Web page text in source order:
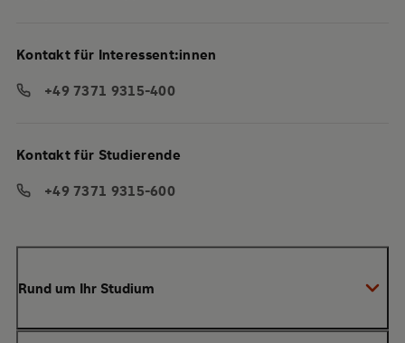
Rund um Ihr Studium
Kontakt für Interessent:innen
+49 7371 9315-400
Kontakt für Studierende
+49 7371 9315-600